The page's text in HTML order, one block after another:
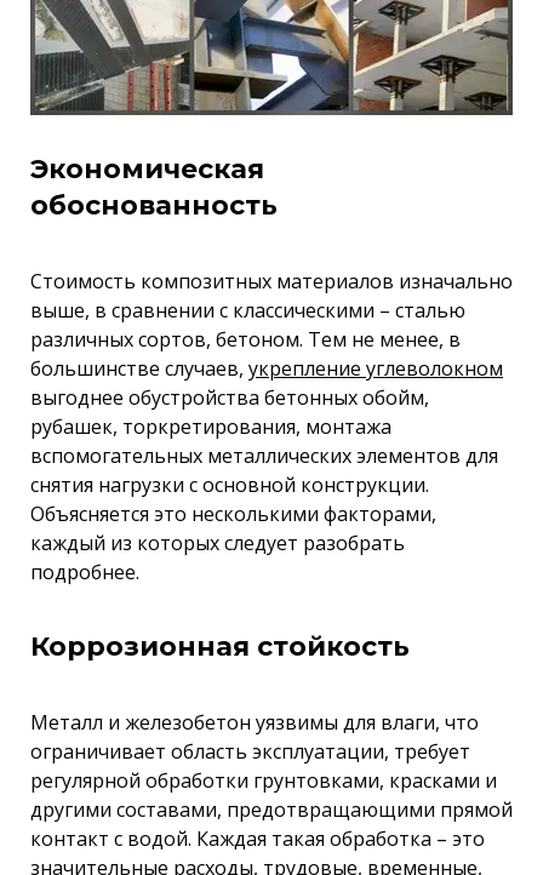
Экономическая
обоснованность
Стоимость композитных материалов изначально
выше, в сравнении с классическими – сталью
различных сортов, бетоном. Тем не менее, в
большинстве случаев, укрепление углеволокном
выгоднее обустройства бетонных обойм,
рубашек, торкретирования, монтажа
вспомогательных металлических элементов для
снятия нагрузки с основной конструкции.
Объясняется это несколькими факторами,
каждый из которых следует разобрать
подробнее.
Коррозионная стойкость
Металл и железобетон уязвимы для влаги, что
ограничивает область эксплуатации, требует
регулярной обработки грунтовками, красками и
другими составами, предотвращающими прямой
контакт с водой. Каждая такая обработка – это
значительные расходы, трудовые, временные,